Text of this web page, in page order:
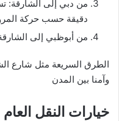
دقيقة حسب حركة
من أبوظبي إلى
الطرق السريعة مثل شارع
وآمنا بين المدن
خيارات النقل العام